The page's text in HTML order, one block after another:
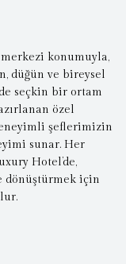
konumuyla,
düğün ve bireysel
seçkin bir ortam
özel
şeflerimizin
sunar. Her
Hotel’de,
dönüştürmek için